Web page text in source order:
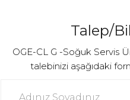
Talep/
OGE-CL G -Soğuk Servis
talebinizi aşağıdaki